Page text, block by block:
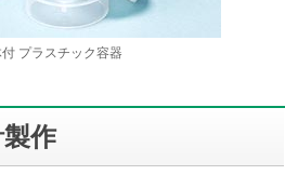
プラスチック容器
作